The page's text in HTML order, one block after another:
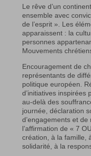
Le rêve d’un
ensemble avec
de l’esprit ». Les
apparaissent : la
personnes
Mouvements
Encouragement de
représentants de
politique européen.
d’initiatives inspirées
au-delà des
journée, déclaration
d’engagements et
l’affirmation de « 7
création, à la famille,
solidarité, à la